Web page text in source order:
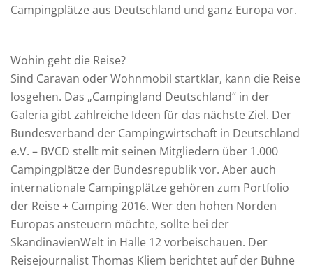
Campingplätze aus Deutschland und ganz Europa vor.
Wohin geht die Reise?
Sind Caravan oder Wohnmobil startklar, kann die Reise
losgehen. Das „Campingland Deutschland“ in der
Galeria gibt zahlreiche Ideen für das nächste Ziel. Der
Bundesverband der Campingwirtschaft in Deutschland
e.V. – BVCD stellt mit seinen Mitgliedern über 1.000
Campingplätze der Bundesrepublik vor. Aber auch
internationale Campingplätze gehören zum Portfolio
der Reise + Camping 2016. Wer den hohen Norden
Europas ansteuern möchte, sollte bei der
SkandinavienWelt in Halle 12 vorbeischauen. Der
Reisejournalist Thomas Kliem berichtet auf der Bühne